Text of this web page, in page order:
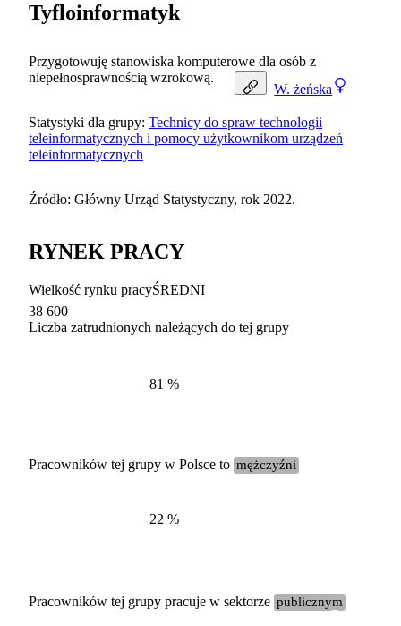
W. żeńska
Tyfloinformatyk
Przygotowuję stanowiska komputerowe dla osób z
niepełnosprawnością wzrokową.
Statystyki dla grupy: Technicy do spraw technologii
teleinformatycznych i pomocy użytkownikom urządzeń
teleinformatycznych
Źródło: Główny Urząd Statystyczny, rok 2022.
RYNEK PRACY
Wielkość rynku pracyŚREDNI
38 600
Liczba zatrudnionych należących do tej grupy
81 %
Pracowników tej grupy w Polsce to mężczyźni
22 %
Pracowników tej grupy pracuje w sektorze publicznym